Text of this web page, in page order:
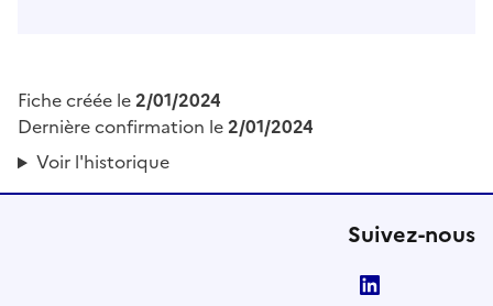
Fiche créée le2/01/2024
Dernière confirmation le2/01/2024
Voir l'historique
Suivez-nous